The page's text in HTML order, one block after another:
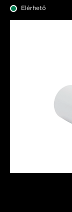
Elérhető